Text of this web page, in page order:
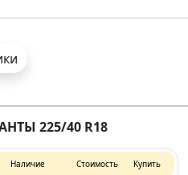
225/40 R18
Наличие Стоимость Купить